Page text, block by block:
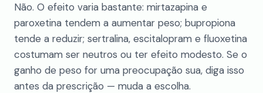
Não. O efeito varia bastante: mirtazapina e
paroxetina tendem a aumentar peso; bupropiona
tende a reduzir; sertralina, escitalopram e fluoxetina
costumam ser neutros ou ter efeito modesto. Se o
ganho de peso for uma preocupação sua, diga isso
antes da prescrição — muda a escolha.